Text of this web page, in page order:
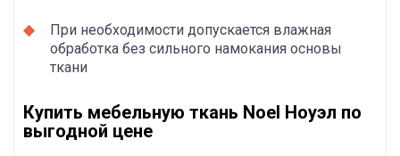
При необходимости допускается влажная
обработка без сильного намокания основы
ткани
Купить мебельную ткань Noel Ноуэл по
выгодной цене